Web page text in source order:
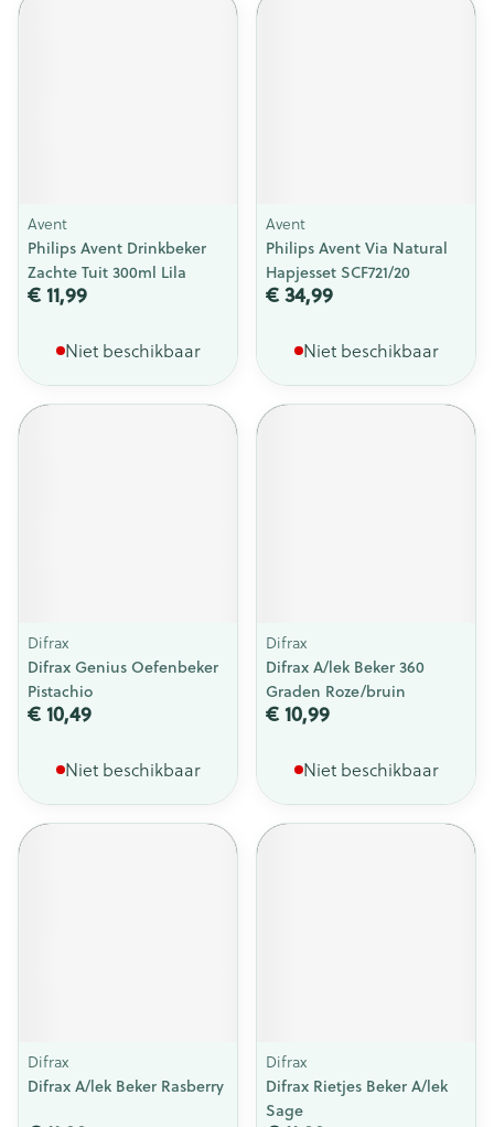
Avent
Philips Avent Drinkbeker
Zachte Tuit 300ml Lila
€ 11,99
Niet beschikbaar
Avent
Philips Avent Via Natural
Hapjesset SCF721/20
€ 34,99
Niet beschikbaar
Difrax
Difrax Genius Oefenbeker
Pistachio
€ 10,49
Niet beschikbaar
Difrax
Difrax A/lek Beker 360
Graden Roze/bruin
€ 10,99
Niet beschikbaar
Difrax
Difrax A/lek Beker Rasberry
Difrax
Difrax Rietjes Beker A/lek
Sage